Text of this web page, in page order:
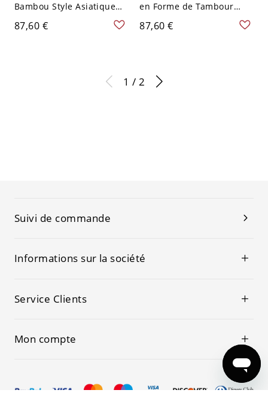
Bambou Style Asiatique
Plafonnier en Beige en
Forme de Tambour - Bois
87,60 €
en Forme de Tambour
Luminaire Encastré en
Bambou Style Moderne -
87,60 €
1 / 2
Suivi de commande
Informations sur la société
Service Clients
Mon compte